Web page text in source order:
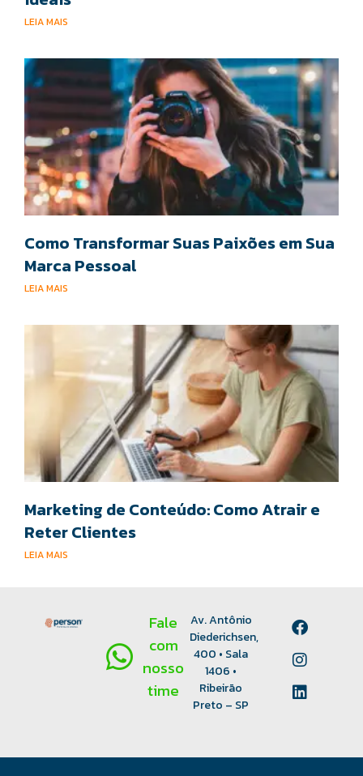
LEIA MAIS
Como Transformar Suas Paixões em Sua
Marca Pessoal
LEIA MAIS
Marketing de Conteúdo: Como Atrair e
Reter Clientes
LEIA MAIS
Fale
com
nosso
time
Av. Antônio
Diederichsen,
400 • Sala
1406 •
Ribeirão
Preto – SP